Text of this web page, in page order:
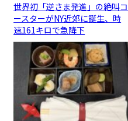
世界初「逆さま発進」の絶叫コ
ースターがNY近郊に誕生、時
速161キロで急降下